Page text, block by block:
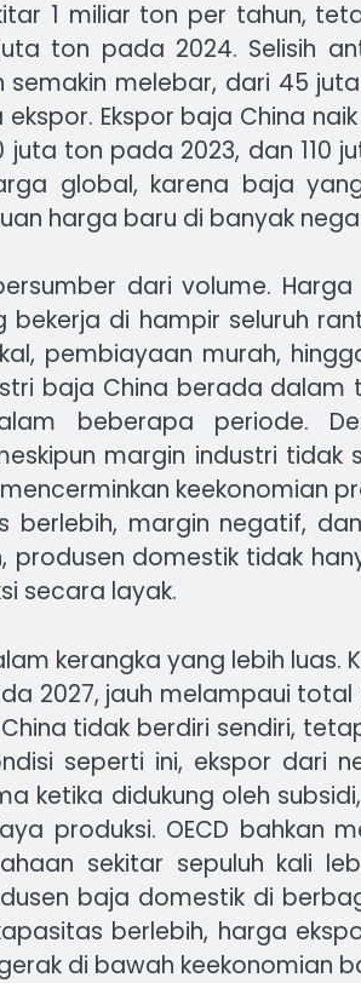
1 miliar ton per tahun,
ton pada 2024. Selisih
melebar, dari 45
Ekspor baja China
ton pada 2023, dan 110
global, karena baja
harga baru di banyak
dari volume.
di hampir seluruh
pembiayaan murah,
baja China berada
beberapa periode.
margin industri tidak
keekonomian
margin negatif,
domestik tidak
secara layak.
kerangka yang lebih
2027, jauh melampaui total
tidak berdiri sendiri,
seperti ini, ekspor dari
ketika didukung oleh
produksi. OECD bahkan
sekitar sepuluh kali
baja domestik di
berlebih, harga
di bawah keekonomian